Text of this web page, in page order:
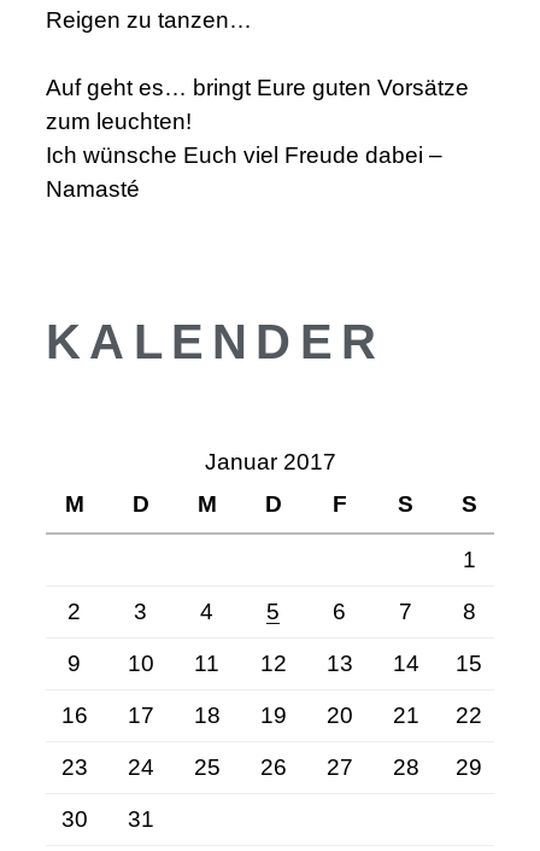
Reigen zu tanzen…
Auf geht es… bringt Eure guten Vorsätze
zum leuchten!
Ich wünsche Euch viel Freude dabei –
Namasté
KALENDER
Januar 2017
M
D M D F S S
1
2 3 4 5 6 7 8
9 10 11 12 13 14 15
16 17 18 19 20 21 22
23 24 25 26 27 28 29
30 31